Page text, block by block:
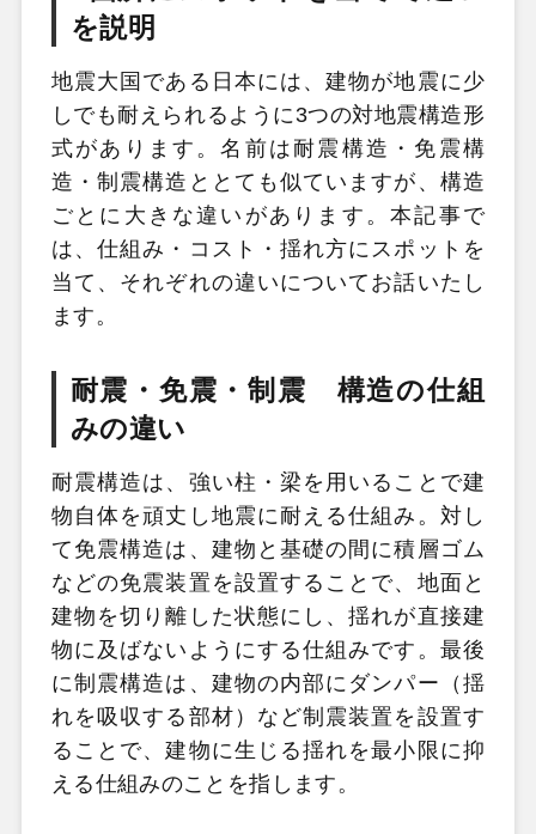
を説明
地震大国である日本には、建物が地震に少
しでも耐えられるように3つの対地震構造形
式があります。名前は耐震構造・免震構
造・制震構造ととても似ていますが、構造
ごとに大きな違いがあります。本記事で
は、仕組み・コスト・揺れ方にスポットを
当て、それぞれの違いについてお話いたし
ます。
耐震・免震・制震 構造の仕組
みの違い
耐震構造は、強い柱・梁を用いることで建
物自体を頑丈し地震に耐える仕組み。対し
て免震構造は、建物と基礎の間に積層ゴム
などの免震装置を設置することで、地面と
建物を切り離した状態にし、揺れが直接建
物に及ばないようにする仕組みです。最後
に制震構造は、建物の内部にダンパー（揺
れを吸収する部材）など制震装置を設置す
ることで、建物に生じる揺れを最小限に抑
える仕組みのことを指します。